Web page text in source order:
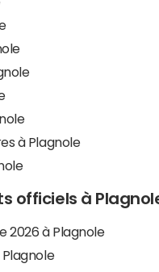
à Plagnole
officiels à
2026 à Plagnole